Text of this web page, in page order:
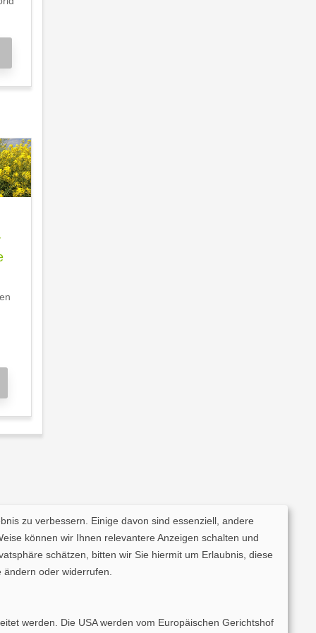
zu verbessern. Einige davon sind essenziell, andere
können wir Ihnen relevantere Anzeigen schalten und
schätzen, bitten wir Sie hiermit um Erlaubnis, diese
oder widerrufen.
werden. Die USA werden vom Europäischen Gerichtshof